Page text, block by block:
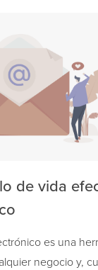
de vida
es una
negocio y,